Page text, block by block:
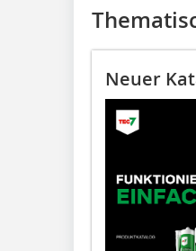
Neuer